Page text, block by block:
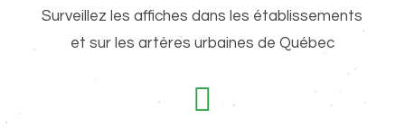
Surveillez les affiches dans les établissements
et sur les artères urbaines de Québec